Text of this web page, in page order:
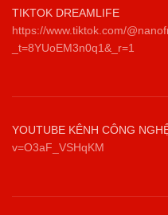
TIKTOK DREAMLIFE
https://www.tiktok.com/
_t=8YUoEM3n0q1&_r=1
YOUTUBE KÊNH CÔNG
v=O3aF_VSHqKM